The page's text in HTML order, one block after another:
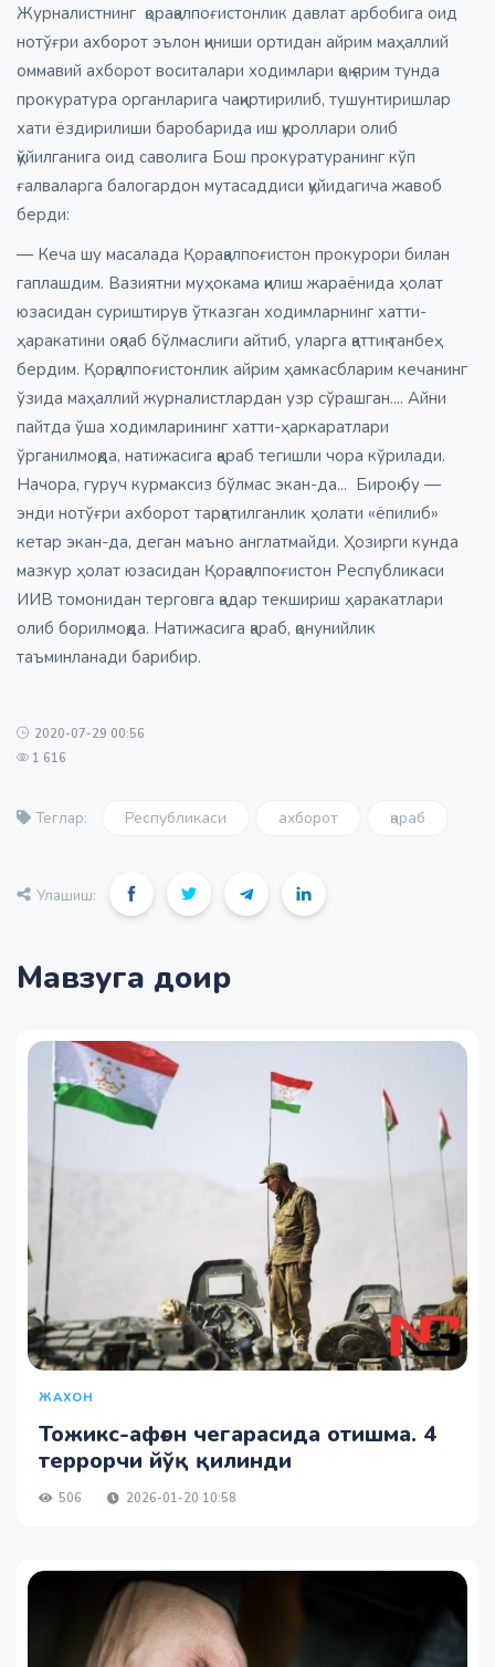
Журналистнинг қорақалпоғистонлик давлат арбобига оид
нотўғри ахборот эълон қиниши ортидан айрим маҳаллий
оммавий ахборот воситалари ходимлари қоқ ярим тунда
прокуратура органларига чақиртирилиб, тушунтиришлар
хати ёздирилиши баробарида иш қуроллари олиб
қўйилганига оид саволига Бош прокуратуранинг кўп
ғалваларга балогардон мутасаддиси қуйидагича жавоб
берди:
— Кеча шу масалада Қорақалпоғистон прокурори билан
гаплашдим. Вазиятни муҳокама қилиш жараёнида ҳолат
юзасидан суриштирув ўтказган ходимларнинг хатти-
ҳаракатини оқлаб бўлмаслиги айтиб, уларга қаттиқ танбеҳ
бердим. Қорқалпоғистонлик айрим ҳамкасбларим кечанинг
ўзида маҳаллий журналистлардан узр сўрашган.... Айни
пайтда ўша ходимларининг хатти-ҳаркаратлари
ўрганилмоқда, натижасига қараб тегишли чора кўрилади.
Начора, гуруч курмаксиз бўлмас экан-да... Бироқ бу —
энди нотўғри ахборот тарқатилганлик ҳолати «ёпилиб»
кетар экан-да, деган маъно англатмайди. Ҳозирги кунда
мазкур ҳолат юзасидан Қорақалпоғистон Республикаси
ИИВ томонидан терговга қадар текшириш ҳаракатлари
олиб борилмоқда. Натижасига қараб, қонунийлик
таъминланади барибир.
2020-07-29 00:56
1 616
Теглар: Республикаси ахборот қараб
Улашиш:
Мавзуга доир
ЖАХОН
Тожикс-афғон чегарасида отишма. 4
террорчи йўқ қилинди
506 2026-01-20 10:58